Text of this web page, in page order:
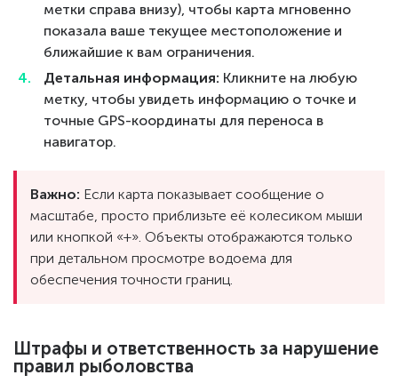
метки справа внизу), чтобы карта мгновенно
показала ваше текущее местоположение и
ближайшие к вам ограничения.
Детальная информация: Кликните на любую
метку, чтобы увидеть информацию о точке и
точные GPS-координаты для переноса в
навигатор.
Важно: Если карта показывает сообщение о
масштабе, просто приблизьте её колесиком мыши
или кнопкой «+». Объекты отображаются только
при детальном просмотре водоема для
обеспечения точности границ.
Штрафы и ответственность за нарушение
правил рыболовства